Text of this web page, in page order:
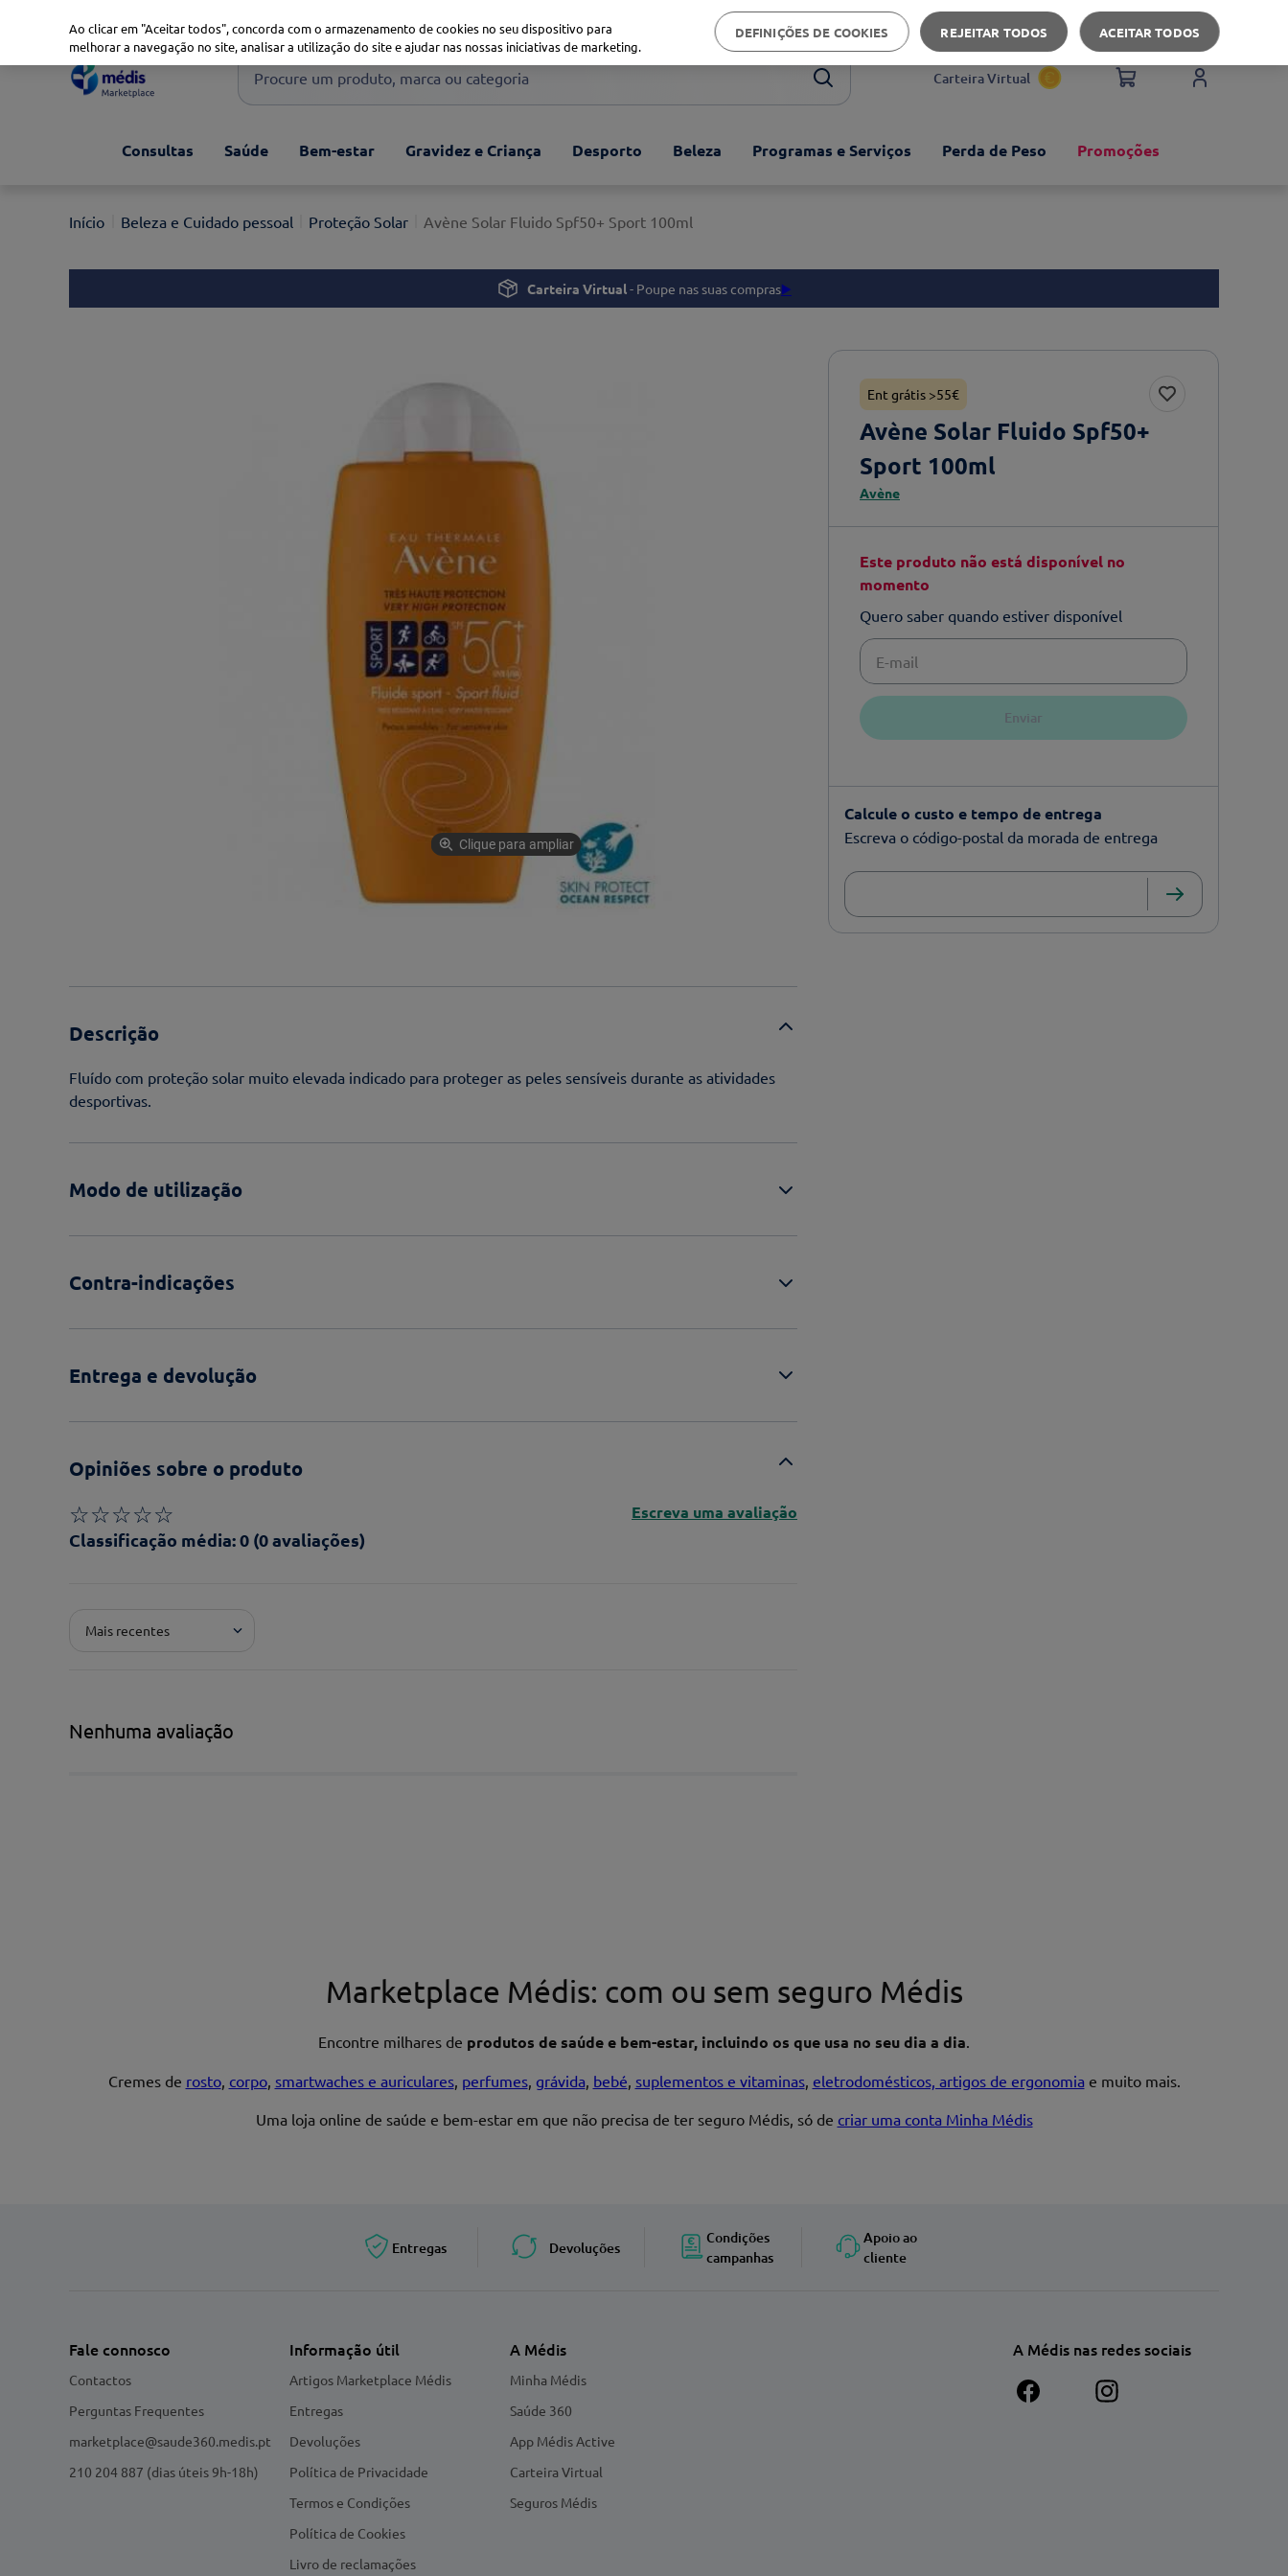
Apoio ao cliente
Procure um produto, marca ou categoria
1º xiaomi
3º now
Carteira Virtual
Consultas Saúde Bem-estar Gravidez e Criança Desporto Beleza Programas e Serviços Perda de Peso Promoções
Beleza e Cuidado pessoal Proteção Solar Avène Solar Fluido Spf50+ Sport 100ml
Carteira Virtual- Poupe nas suas compras▶️
Clique para ampliar
Descrição
Fluído com proteção solar muito elevada indicado para proteger as peles sensíveis durante as atividades
desportivas.
Modo de utilização
Contra-indicações
Entrega e devolução
Opiniões sobre o produto
☆☆☆☆☆
Classificação média: 0 (0 avaliações)
Escreva uma avaliação
Pontuação*
Mais recentes
Nenhuma avaliação
Ent grátis >55€
Avène Solar Fluido Spf50+
Sport 100ml
Avène
Este produto não está disponível no
momento
Quero saber quando estiver disponível
Enviar
Calcule o custo e tempo de entrega
Escreva o código-postal da morada de entrega
Marketplace Médis: com ou sem seguro Médis
Encontre milhares de produtos de saúde e bem-estar, incluindo os que usa no seu dia a dia.
Cremes de rosto, corpo, smartwaches e auriculares, perfumes, grávida, bebé, suplementos e vitaminas, eletrodomésticos, artigos de ergonomia e muito mais.
Uma loja online de saúde e bem-estar em que não precisa de ter seguro Médis, só de criar uma conta Minha Médis
Entregas Devoluções
Condições
campanhas
Apoio ao
cliente
Fale connosco
Contactos
Perguntas Frequentes
marketplace@saude360.medis.pt
210 204 887 (dias úteis 9h-18h)
Informação útil
Artigos Marketplace Médis
Entregas
Devoluções
Política de Privacidade
Termos e Condições
Política de Cookies
Livro de reclamações
A Médis
Minha Médis
Saúde 360
App Médis Active
Carteira Virtual
Seguros Médis
A Médis nas redes sociais
Ao clicar em "Aceitar todos", concorda com o armazenamento de cookies no seu dispositivo para
melhorar a navegação no site, analisar a utilização do site e ajudar nas nossas iniciativas de marketing.
DEFINIÇÕES DE COOKIES REJEITAR TODOS ACEITAR TODOS